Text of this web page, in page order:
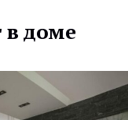
в доме